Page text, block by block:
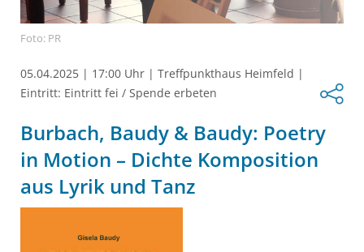
Foto: PR
05.04.2025 | 17:00 Uhr | Treffpunkthaus Heimfeld |
Eintritt: Eintritt fei / Spende erbeten
Burbach, Baudy & Baudy: Poetry
in Motion – Dichte Komposition
aus Lyrik und Tanz